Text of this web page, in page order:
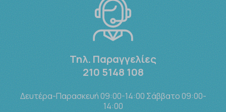
Τηλ. Παραγγελίες
210 5148 108
Δευτέρα-Παρασκευή 09:00-14:00 Σάββατο 09:00-
14:00